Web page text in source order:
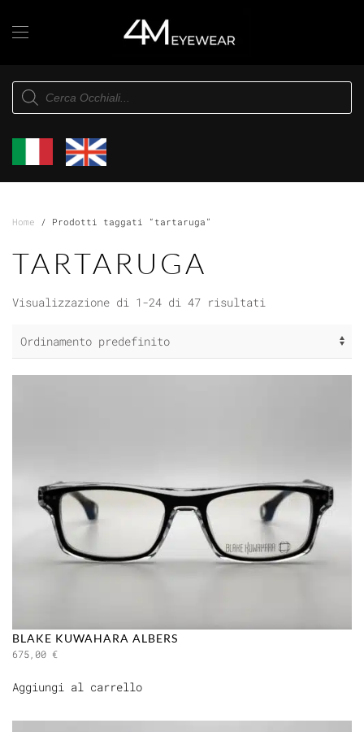
Skip to main content
Products
search
Home / Prodotti taggati “tartaruga”
TARTARUGA
Visualizzazione di 1-24 di 47 risultati
BLAKE KUWAHARA ALBERS
675,00 €
Aggiungi al carrello